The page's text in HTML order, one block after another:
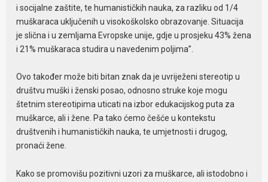
i socijalne zaštite, te humanističkih nauka, za razliku od 1/4
muškaraca uključenih u visokoškolsko obrazovanje. Situacija
je slična i u zemljama Evropske unije, gdje u prosjeku 43% žena
i 21% muškaraca studira u navedenim poljima”.
Ovo također može biti bitan znak da je uvriježeni stereotip u
društvu muški i ženski posao, odnosno struke koje mogu
štetnim stereotipima uticati na izbor edukacijskog puta za
muškarce, ali i žene. Pa tako ćemo češće u kontekstu
društvenih i humanističkih nauka, te umjetnosti i drugog,
pronaći žene.
Kako se promovišu pozitivni uzori za muškarce, ali istodobno i